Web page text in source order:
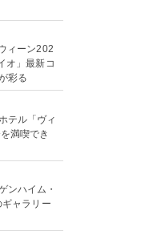
ィーン202
オ」最新コ
彩る
テル「ヴィ
満喫でき
ンハイム・
ャラリー